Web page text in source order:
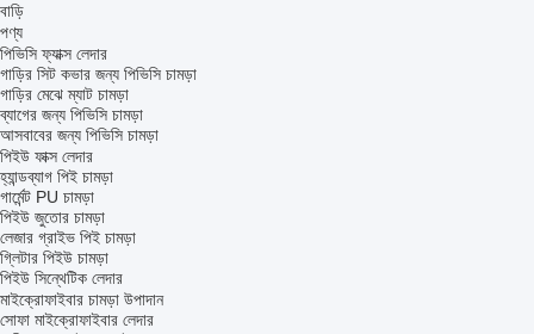
বাড়ি
পণ্য
পিভিসি ফ্যাক্স লেদার
গাড়ির সিট কভার জন্য পিভিসি চামড়া
গাড়ির মেঝে ম্যাট চামড়া
ব্যাগের জন্য পিভিসি চামড়া
আসবাবের জন্য পিভিসি চামড়া
পিইউ ফাক্স লেদার
হ্যান্ডব্যাগ পিই চামড়া
গার্মেন্ট PU চামড়া
পিইউ জুতোর চামড়া
লেজার গ্রাইভ পিই চামড়া
গ্লিটার পিইউ চামড়া
পিইউ সিন্থেটিক লেদার
মাইক্রোফাইবার চামড়া উপাদান
সোফা মাইক্রোফাইবার লেদার